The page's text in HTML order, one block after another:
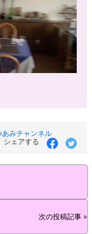
あみチャンネル
シェアする
次の投稿記事 »